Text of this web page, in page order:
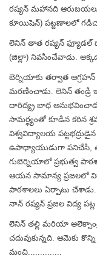
రష్యన్ మహానది
కూయిషెన్) పట్టణాలలో
లెనిన్ తాత రష్యన్
(జిల్లా) నివసించేవాడు.
బెర్నియాకు తర్వాత
మరణించాడు. లెనిన్
దారిద్య్ర బాధ
సామర్థ్యంతో కూడిన కఠిన
విశ్వవిద్యాలయ
ఉపాధ్యాయుడుగా పనిచేసి,
గుబెర్నియాలో ప్రభుత్వ
ఆయన సామాన్య ప్రజలలో
పాఠశాలలు ఏర్పాటు
నాన్ రష్యన్ ప్రజల విద్య
లెనిన్ తల్లి మరియా
చదువుకున్నది. ఆమెకు
మంచి..............